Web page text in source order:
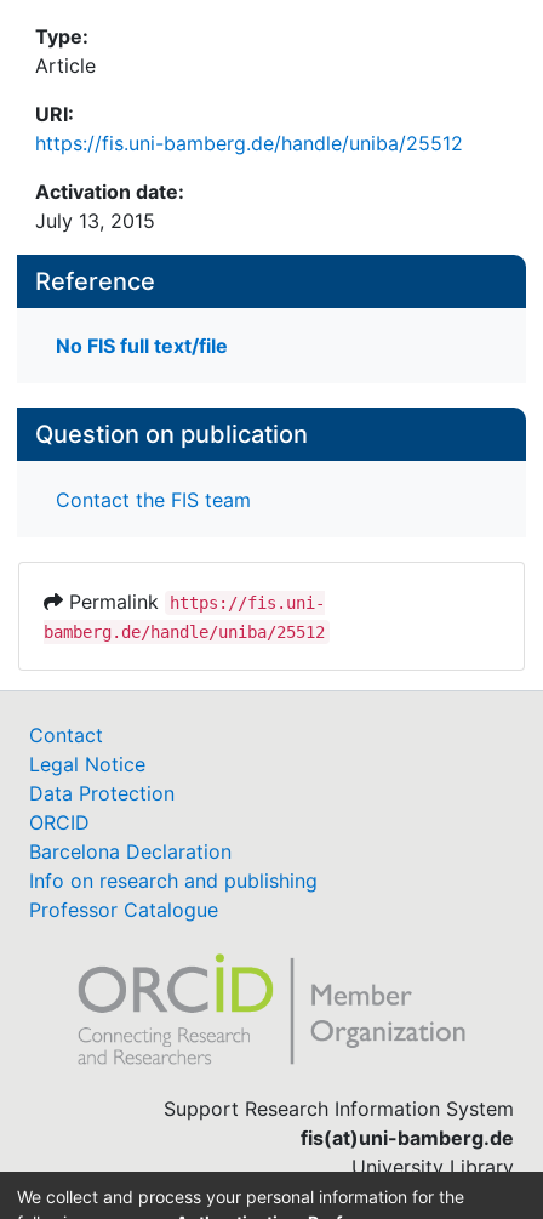
Type:
Article
URI:
https://fis.uni-bamberg.de/handle/uniba/25512
Activation date:
July 13, 2015
Reference
No FIS full text/file
Question on publication
Contact the FIS team
Permalink
https://fis.uni-
bamberg.de/handle/uniba/25512
Contact
Legal Notice
Data Protection
ORCID
Barcelona Declaration
Info on research and publishing
Professor Catalogue
Support Research Information System
fis(at)uni-bamberg.de
University Library
(0951) 863-1568
We collect and process your personal information for the